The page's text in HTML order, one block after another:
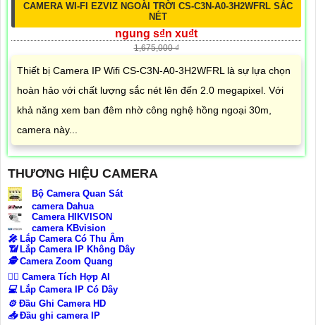
CAMERA WI-FI EZVIZ NGOÀI TRỜI CS-C3N-A0-3H2WFRL SẮC
NÉT
ngung s₫n xu₫t
1,675,000 ₫
Thiết bị Camera IP Wifi CS-C3N-A0-3H2WFRL là sự lựa chọn
hoàn hảo với chất lượng sắc nét lên đến 2.0 megapixel. Với
khả năng xem ban đêm nhờ công nghệ hồng ngoại 30m,
camera này...
THƯƠNG HIỆU CAMERA
Bộ Camera Quan Sát
camera Dahua
Camera HIKVISON
camera KBvision
️🎤️ Lắp Camera Có Thu Âm
📶 Lắp Camera IP Không Dây
🕵️Camera Zoom Quang
🧛‍♀️ Camera Tích Hợp AI
💻Lắp Camera IP Có Dây
⚙️Đầu Ghi Camera HD
📥Đầu ghi camera IP